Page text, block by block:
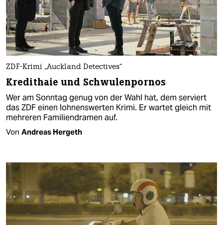
ZDF-Krimi „Auckland Detectives“
Kredithaie und Schwulenpornos
Wer am Sonntag genug von der Wahl hat, dem serviert
das ZDF einen lohnenswerten Krimi. Er wartet gleich mit
mehreren Familiendramen auf.
Von Andreas Hergeth